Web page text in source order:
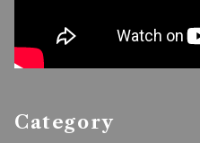
Category